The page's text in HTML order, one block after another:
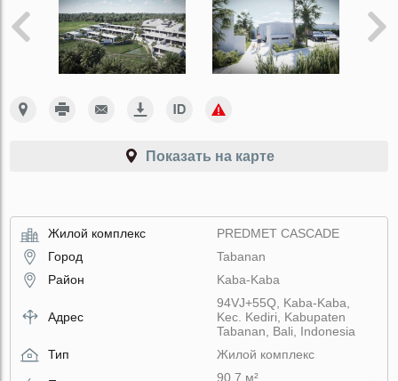
Показать на карте
Жилой комплекс
PREDMET CASCADE
Город
Tabanan
Район
Kaba-Kaba
Адрес
94VJ+55Q, Kaba-Kaba,
Kec. Kediri, Kabupaten
Tabanan, Bali, Indonesia
Тип
Жилой комплекс
90.7 м²